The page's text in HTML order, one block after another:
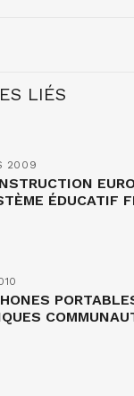
LIÉS
2009
ÉDUCATIF